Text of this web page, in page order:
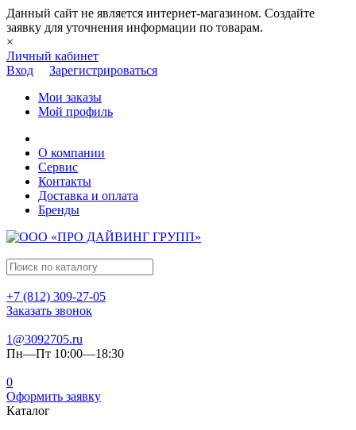
Данный сайт не является интернет-магазином. Создайте
заявку для уточнения информации по товарам.
×
Личный кабинет
Вход
Зарегистрироваться
Мои заказы
Мой профиль
О компании
Сервис
Контакты
Доставка и оплата
Бренды
+7 (812) 309-27-05
Заказать звонок
1@3092705.ru
Пн—Пт 10:00—18:30
0
Оформить заявку
Каталог